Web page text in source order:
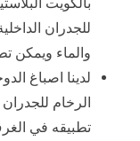
للجدران
والماء ويمكن
لدينا اصباغ
الرخام
تطبيقه في